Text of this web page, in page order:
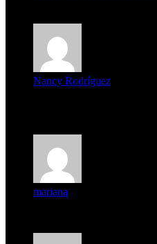
Nancy Rodríguez
mariana